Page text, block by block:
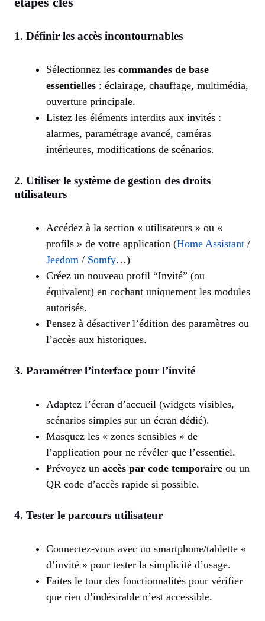
1. Définir les accès incontournables
Sélectionnez les commandes de base
essentielles : éclairage, chauffage, multimédia,
ouverture principale.
Listez les éléments interdits aux invités :
alarmes, paramétrage avancé, caméras
intérieures, modifications de scénarios.
2. Utiliser le système de gestion des droits
utilisateurs
Accédez à la section « utilisateurs » ou «
profils » de votre application (Home Assistant /
Jeedom / Somfy…)
Créez un nouveau profil “Invité” (ou
équivalent) en cochant uniquement les modules
autorisés.
Pensez à désactiver l’édition des paramètres ou
l’accès aux historiques.
3. Paramétrer l’interface pour l’invité
Adaptez l’écran d’accueil (widgets visibles,
scénarios simples sur un écran dédié).
Masquez les « zones sensibles » de
l’application pour ne révéler que l’essentiel.
Prévoyez un accès par code temporaire ou un
QR code d’accès rapide si possible.
4. Tester le parcours utilisateur
Connectez-vous avec un smartphone/tablette «
d’invité » pour tester la simplicité d’usage.
Faites le tour des fonctionnalités pour vérifier
que rien d’indésirable n’est accessible.